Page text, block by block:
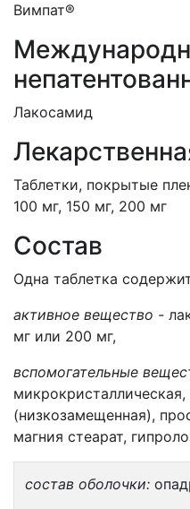
Вимпат®
Лакосамид
Таблетки, покрытые
100 мг, 150 мг, 200 мг
Состав
Одна таблетка
активное вещество -
мг или 200 мг,
вспомогательные
микрокристаллическая,
(низкозамещенная),
магния стеарат,
состав оболочки: